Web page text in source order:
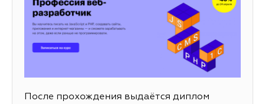
После прохождения выдаётся диплом